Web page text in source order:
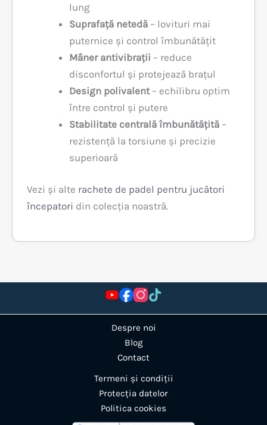
lung
Suprafață netedă – lovituri mai
puternice și control îmbunătățit
Mâner antivibrații – reduce
disconfortul și protejează brațul
Design polivalent– echilibru optim
între control și putere
Stabilitate centrală îmbunătățită –
rezistență la torsiune și precizie
superioară
Vezi și alte rachete de padel pentru jucători
începatori din colecția noastră.
Despre noi
Blog
Contact
Termeni și condiții
Protecția datelor
Politica cookies